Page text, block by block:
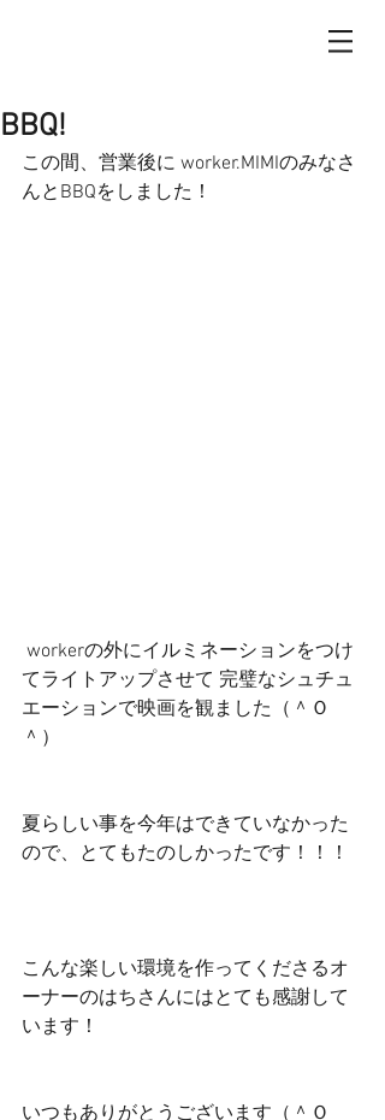
BBQ!
この間、営業後に worker.MIMIのみなさ
んとBBQをしました！
てライトアップさせて 完璧なシュチュ
エーションで映画を観ました（＾Ｏ
＾）
夏らしい事を今年はできていなかった
ので、とてもたのしかったです！！！
こんな楽しい環境を作ってくださるオ
ーナーのはちさんにはとても感謝して
います！
いつもありがとうございます（＾Ｏ